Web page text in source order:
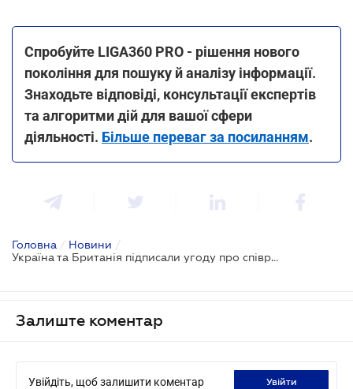
Спробуйте LIGA360 PRO - рішення нового
покоління для пошуку й аналізу інформації.
Знаходьте відповіді, консультації експертів
та алгоритми дій для вашої сфери
діяльності. Більше переваг за посиланням.
Головна / Новини /
Україна та Британія підписали угоду про співробітництво у сфері безпеки
Залиште коментар
Увійдіть, щоб залишити коментар увійти